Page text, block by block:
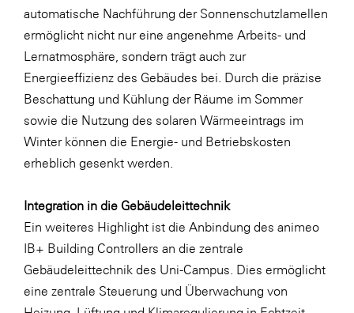
WK UBIT
Zühlke
Media
automatische Nachführung der Sonnenschutzlamellen
ermöglicht nicht nur eine angenehme Arbeits- und
Lernatmosphäre, sondern trägt auch zur
Energieeffizienz des Gebäudes bei. Durch die präzise
Beschattung und Kühlung der Räume im Sommer
sowie die Nutzung des solaren Wärmeeintrags im
Winter können die Energie- und Betriebskosten
erheblich gesenkt werden.
Integration in die Gebäudeleittechnik
Ein weiteres Highlight ist die Anbindung des animeo
IB+ Building Controllers an die zentrale
Gebäudeleittechnik des Uni-Campus. Dies ermöglicht
eine zentrale Steuerung und Überwachung von